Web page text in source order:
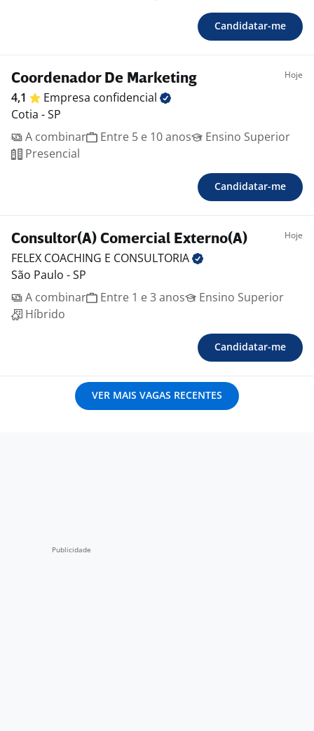
Candidatar-me
Coordenador De Marketing Hoje
4,1 Empresa confidencial
Cotia - SP
A combinar
Entre 5 e 10 anos
Ensino Superior
Presencial
Candidatar-me
Consultor(A) Comercial Externo(A) Hoje
FELEX COACHING E CONSULTORIA
São Paulo - SP
A combinar
Entre 1 e 3 anos
Ensino Superior
Híbrido
Candidatar-me
VER MAIS VAGAS RECENTES